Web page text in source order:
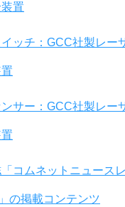
置
ッチ：GCC社製レー
ンサー：GCC社製レー
コムネットニュース
の掲載コンテンツ